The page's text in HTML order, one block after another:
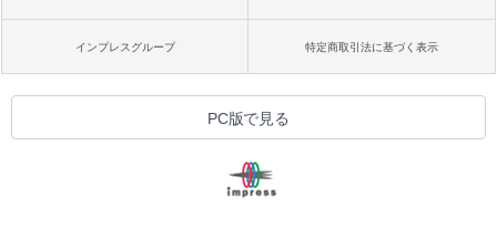
インプレスグループ 特定商取引法に基づく表示
PC版で見る